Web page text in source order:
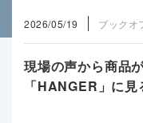
2026/05/19 ブックオ
現場の声から商品
「HANGER」に